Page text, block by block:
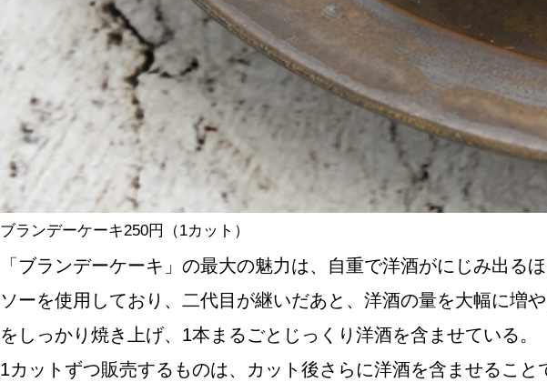
ブランデーケーキ250円（1カット）
「ブランデーケーキ」の最大の魅力は、自重で洋酒がにじみ出
ソーを使用しており、二代目が継いだあと、洋酒の量を大幅に増
をしっかり焼き上げ、1本まるごとじっくり洋酒を含ませている。
1カットずつ販売するものは、カット後さらに洋酒を含ませるこ